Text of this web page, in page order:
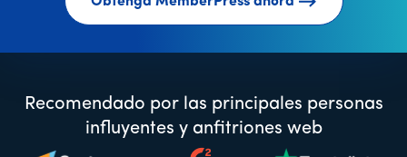
Recomendado por las principales personas
influyentes y anfitriones web